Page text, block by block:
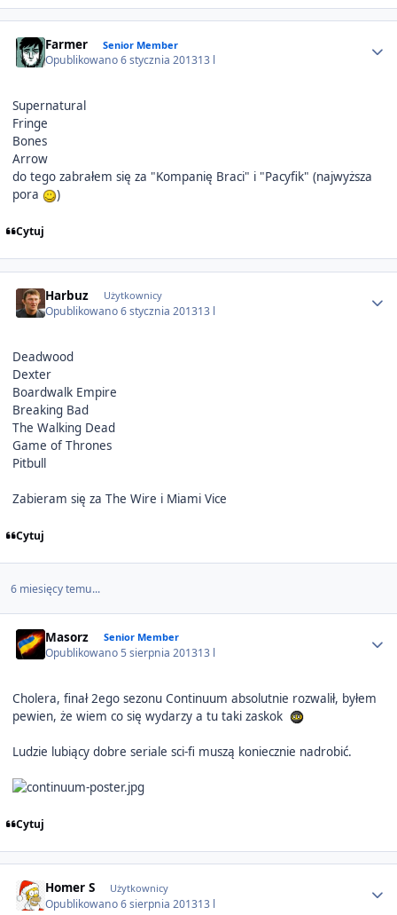
Farmer Senior Member
Opublikowano6 stycznia 201313 l
Supernatural
Fringe
Bones
Arrow
do tego zabrałem się za "Kompanię Braci" i "Pacyfik" (najwyższa
pora
)
Cytuj
Harbuz Użytkownicy
Opublikowano6 stycznia 201313 l
Deadwood
Dexter
Boardwalk Empire
Breaking Bad
The Walking Dead
Game of Thrones
Pitbull
Zabieram się za The Wire i Miami Vice
Cytuj
6 miesięcy temu...
Masorz Senior Member
Opublikowano 5 sierpnia 201313 l
Cholera, finał 2ego sezonu Continuum absolutnie rozwalił, byłem
pewien, że wiem co się wydarzy a tu taki zaskok
Ludzie lubiący dobre seriale sci-fi muszą koniecznie nadrobić.
Cytuj
Homer S Użytkownicy
Opublikowano6 sierpnia 201313 l